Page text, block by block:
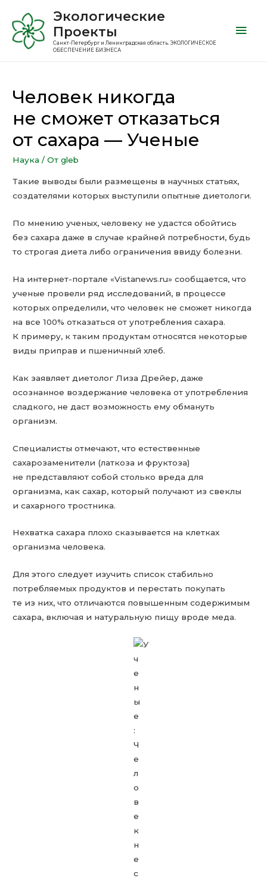
Экологические
Проекты
Санкт-Петербург и Ленинградская область. ЭКОЛОГИЧЕСКОЕ
ОБЕСПЕЧЕНИЕ БИЗНЕСА
Человек никогда
не сможет отказаться
от сахара — Ученые
Наука / От gleb
Такие выводы были размещены в научных статьях,
создателями которых выступили опытные диетологи.
По мнению ученых, человеку не удастся обойтись
без сахара даже в случае крайней потребности, будь
то строгая диета либо ограничения ввиду болезни.
На интернет-портале «Vistanews.ru» сообщается, что
ученые провели ряд исследований, в процессе
которых определили, что человек не сможет никогда
на все 100% отказаться от употребления сахара.
К примеру, к таким продуктам относятся некоторые
виды приправ и пшеничный хлеб.
Как заявляет диетолог Лиза Дрейер, даже
осознанное воздержание человека от употребления
сладкого, не даст возможность ему обмануть
организм.
Специалисты отмечают, что естественные
сахарозаменители (латкоза и фруктоза)
не представляют собой столько вреда для
организма, как сахар, который получают из свеклы
и сахарного тростника.
Нехватка сахара плохо сказывается на клетках
организма человека.
Для этого следует изучить список стабильно
потребляемых продуктов и перестать покупать
те из них, что отличаются повышенным содержимым
сахара, включая и натуральную пищу вроде меда.